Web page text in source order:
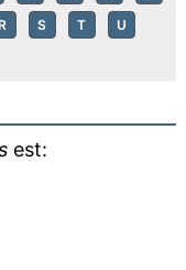
S T U
est: